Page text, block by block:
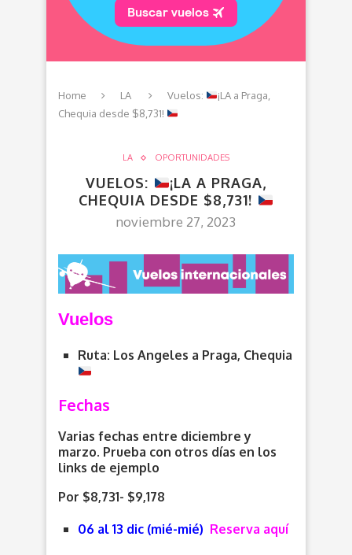
Home LA Vuelos:
¡LA a Praga,
Chequia desde $8,731!
LA OPORTUNIDADES
VUELOS:
¡LA A PRAGA,
CHEQUIA DESDE $8,731!
noviembre 27, 2023
Vuelos
Ruta: Los Angeles a Praga, Chequia
Fechas
Varias fechas entre diciembre y
marzo. Prueba con otros días en los
links de ejemplo
Por $8,731- $9,178
06 al 13 dic (mié-mié) Reserva aquí